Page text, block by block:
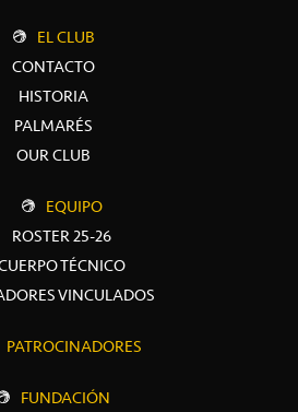
EL CLUB
CONTACTO
HISTORIA
PALMARÉS
OUR CLUB
EQUIPO
ROSTER 25-26
TÉCNICO
VINCULADOS
PATROCINADORES
FUNDACIÓN